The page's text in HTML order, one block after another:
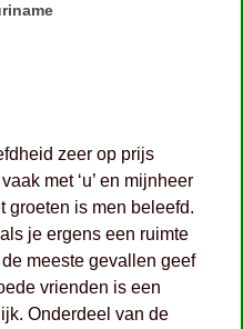
zeer op prijs
met ‘u’ en mijnheer
groeten is men beleefd.
je ergens een ruimte
meeste gevallen geef
vrienden is een
Onderdeel van de